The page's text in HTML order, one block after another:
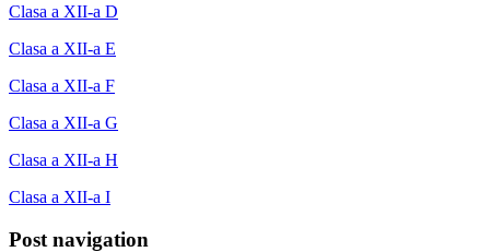
Clasa a XII-a D
Clasa a XII-a E
Clasa a XII-a F
Clasa a XII-a G
Clasa a XII-a H
Clasa a XII-a I
Post navigation